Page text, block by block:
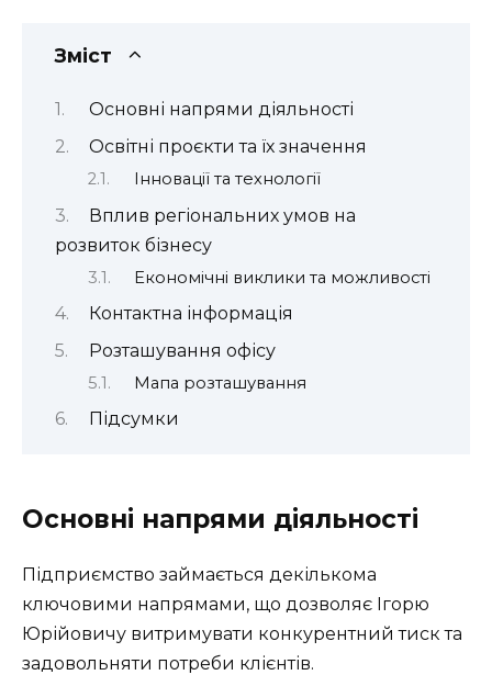
Зміст
Основні напрями діяльності
Освітні проєкти та їх значення
Інновації та технології
Вплив регіональних умов на
розвиток бізнесу
Економічні виклики та можливості
Контактна інформація
Розташування офісу
Мапа розташування
Підсумки
Основні напрями діяльності
Підприємство займається декількома
ключовими напрямами, що дозволяє Ігорю
Юрійовичу витримувати конкурентний тиск та
задовольняти потреби клієнтів.